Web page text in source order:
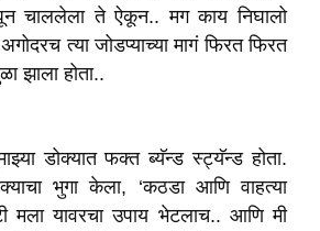
चाललेला ते ऐकून.. मग काय निघालो
त्या जोडप्याच्या मागं फिरत फिरत
झाला होता..
डोक्यात फक्त ब्यॅन्ड स्ट्यॅन्ड होता.
भुगा केला, ‘कठडा आणि वाहत्या
मला यावरचा उपाय भेटलाच.. आणि मी